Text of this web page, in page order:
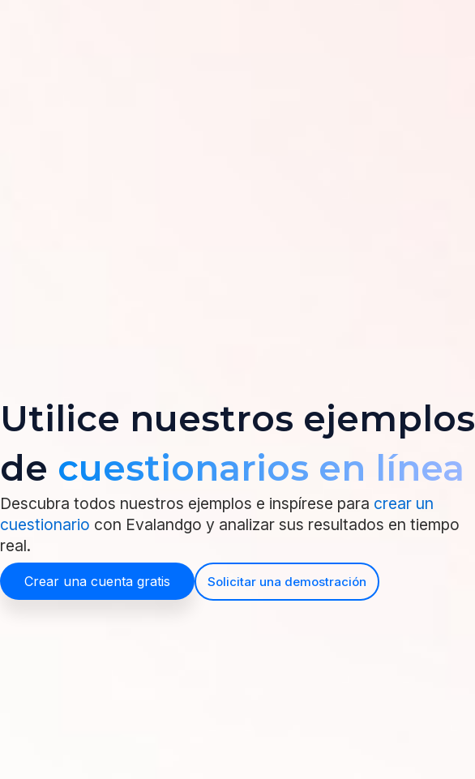
Utilice nuestros ejemplos
de cuestionarios en línea
Descubra todos nuestros ejemplos e inspírese para crear un
cuestionario con Evalandgo y analizar sus resultados en tiempo
real.
Crear una cuenta gratis Solicitar una demostración